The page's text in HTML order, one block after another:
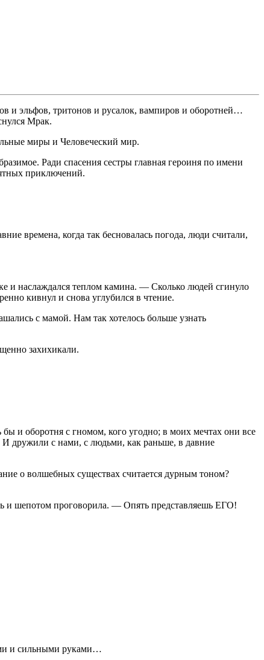
и эльфов, тритонов и русалок, вампиров и оборотней…
Мрак.
миры и Человеческий мир.
Ради спасения сестры главная героиня по имени
приключений.
времена, когда так бесновалась погода, люди считали,
и наслаждался теплом камина. — Сколько людей сгинуло
кивнул и снова углубился в чтение.
с мамой. Нам так хотелось больше узнать
захихикали.
и оборотня с гномом, кого угодно; в моих мечтах они все
И дружили с нами, с людьми, как раньше, в давние
о волшебных существах считается дурным тоном?
и шепотом проговорила. — Опять представляешь ЕГО!
и сильными руками…